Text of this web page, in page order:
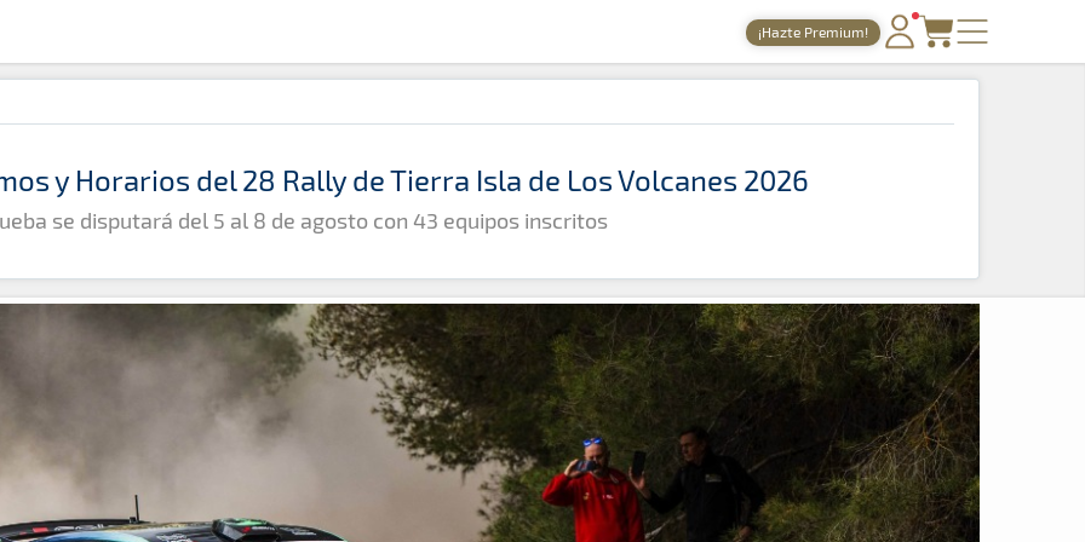
¡Hazte Premium!
PORTADA
TIEMPOS ONLINE
GALERÍAS
TIENDA
ARCHIVO
y Horarios del 28 Rally de Tierra Isla de Los Volcanes 2026
se disputará del 5 al 8 de agosto con 43 equipos inscritos